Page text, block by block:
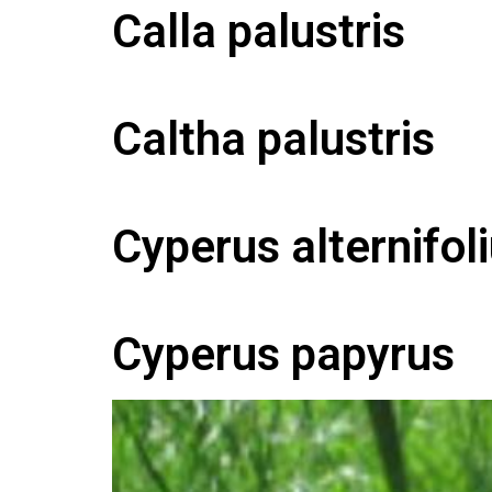
Calla palustris
Caltha palustris
Cyperus
Cyperus papyrus